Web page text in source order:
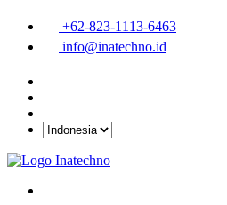
+62-823-1113-6463
info@inatechno.id